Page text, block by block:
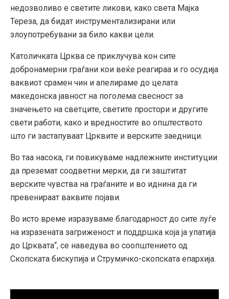
недозволиво е светите ликови, како света Мајка
Тереза, да бидат инструментализирани или
злоупотребувани за било какви цели.
Католичката Црква се приклучува кон сите
добронамерни граѓани кои веќе реагираа и го осудија
ваквиот срамен чин и апелираме до целата
македонска јавност на поголема свесност за
значењето на светците, светите простори и другите
свети работи, како и вредностите во општеството
што ги застапуваат Црквите и верските заедници.
Во таа насока, ги повикуваме надлежните институции
да преземат соодветни мерки, да ги заштитат
верските чувства на граѓаните и во иднина да ги
превенираат ваквите појави.
Во исто време изразуваме благодарност до сите луѓе
на изразената загриженост и поддршка која ја упатија
до Црквата“, се наведува во соопштението од
Скопската бискупија и Струмичко-скопската епархија.